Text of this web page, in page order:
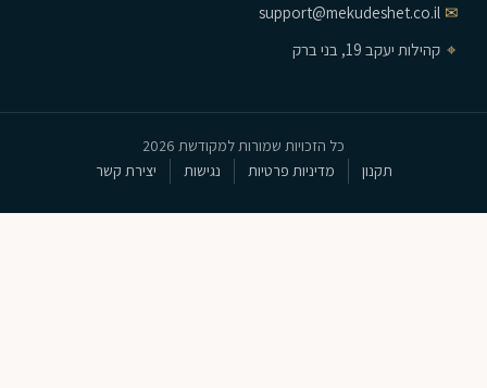
✉
support@mekudeshet.co.il
⌖ קהילות יעקב 19, בני ברק
כל הזכויות שמורות למקודשת 2026
תקנון
מדיניות פרטיות נגישות יצירת קשר